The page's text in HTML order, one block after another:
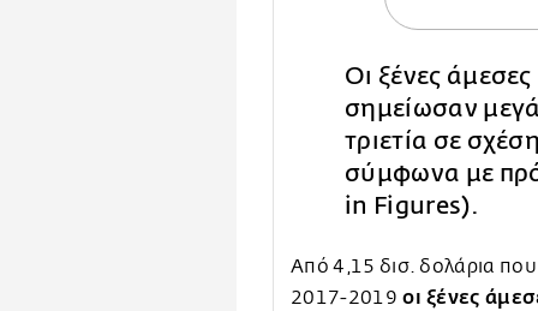
Οι ξένες
σημείωσαν
τριετία σε
σύμφωνα με
in Figures).
Από 4,15 δισ. δολάρια
2017-2019 οι ξένες